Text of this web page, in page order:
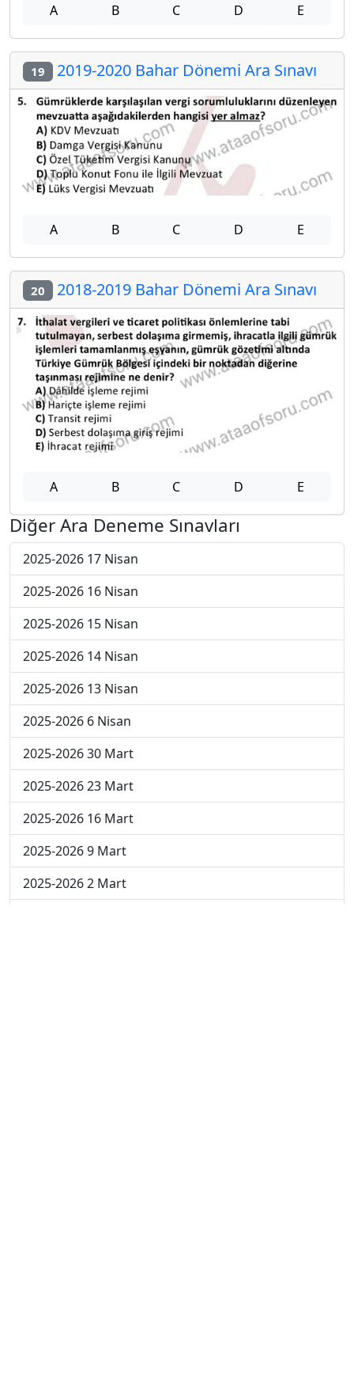
A B C D E
19 2019-2020 Bahar Dönemi Ara Sınavı
A B C D E
20 2018-2019 Bahar Dönemi Ara Sınavı
A B C D E
Diğer Ara Deneme Sınavları
2025-2026 17 Nisan
2025-2026 16 Nisan
2025-2026 15 Nisan
2025-2026 14 Nisan
2025-2026 13 Nisan
2025-2026 6 Nisan
2025-2026 30 Mart
2025-2026 23 Mart
2025-2026 16 Mart
2025-2026 9 Mart
2025-2026 2 Mart